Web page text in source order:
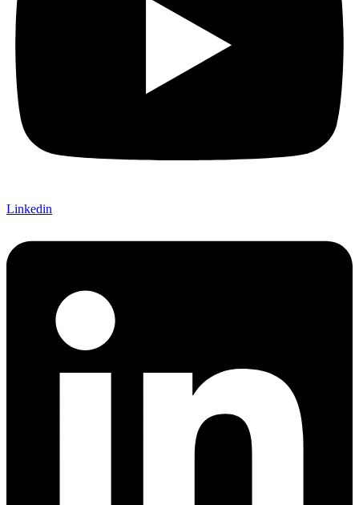
Linkedin